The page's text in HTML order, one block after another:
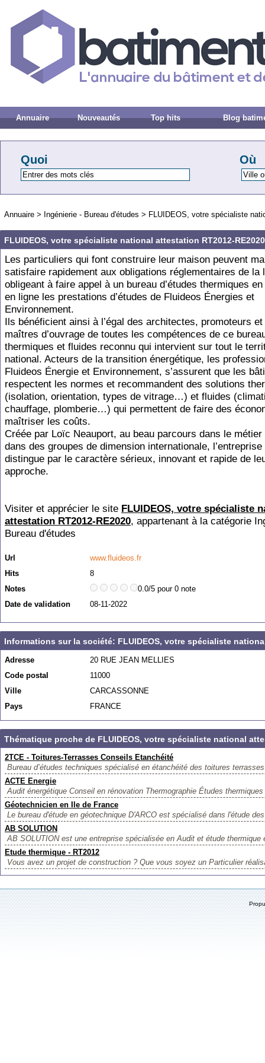
Annuaire Nouveautés Top hits Blog
Quoi Où
Annuaire > Ingénierie - Bureau d'études > FLUIDEOS, votre spécialiste
FLUIDEOS, votre spécialiste national attestation RT2012-RE2020
Les particuliers qui font construire leur maison peuvent
satisfaire rapidement aux obligations réglementaires de la
obligeant à faire appel à un bureau d’études thermiques
en ligne les prestations d’études de Fluideos Énergies et
Environnement.
Ils bénéficient ainsi à l’égal des architectes, promoteurs
maîtres d’ouvrage de toutes les compétences de ce
thermiques et fluides reconnu qui intervient sur tout le
national. Acteurs de la transition énergétique, les
Fluideos Énergie et Environnement, s’assurent que les
respectent les normes et recommandent des solutions
(isolation, orientation, types de vitrage…) et fluides
chauffage, plomberie…) qui permettent de faire des
maîtriser les coûts.
Créée par Loïc Neauport, au beau parcours dans le métier
dans des groupes de dimension internationale, l’entreprise
distingue par le caractère sérieux, innovant et rapide de
approche.
Visiter et apprécier le site FLUIDEOS, votre spécialiste
attestation RT2012-RE2020, appartenant à la catégorie
Bureau d'études
Url
www.fluideos.fr
Hits
8
Notes
0.0/5 pour 0 note
Date de validation
08-11-2022
Informations sur la société: FLUIDEOS, votre spécialiste
Adresse
20 RUE JEAN MELLIES
Code postal
11000
Ville
CARCASSONNE
Pays
FRANCE
Thématique proche de FLUIDEOS, votre spécialiste national
2TCE - Toitures-Terrasses Conseils Etanchéité
Bureau d’études techniques spécialisé en étanchéité des toitures
ACTE Energie
Audit énergétique Conseil en rénovation Thermographie Études
Géotechnicien en Ile de France
Le bureau d'étude en géotechnique D'ARCO est spécialisé dans l'étude
AB SOLUTION
AB SOLUTION est une entreprise spécialisée en Audit et étude thermique
Etude thermique - RT2012
Vous avez un projet de construction ? Que vous soyez un Particulier